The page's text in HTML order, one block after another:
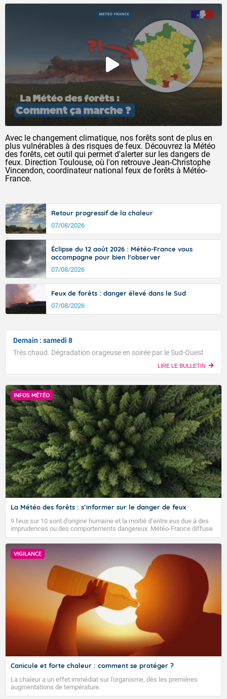
Avec le changement climatique, nos forêts sont de plus en
plus vulnérables à des risques de feux. Découvrez la Météo
des forêts, cet outil qui permet d'alerter sur les dangers de
feux. Direction Toulouse, où l'on retrouve Jean-Christophe
Vincendon, coordinateur national feux de forêts à Météo-
France.
Retour progressif de la chaleur
07/08/2026
Éclipse du 12 août 2026 : Météo-France vous
accompagne pour bien l'observer
07/08/2026
Feux de forêts : danger élevé dans le Sud
07/08/2026
Demain : samedi 8
Très chaud. Dégradation orageuse en soirée par le Sud-Ouest
LIRE LE BULLETIN
INFOS MÉTÉO
La Météo des forêts : s’informer sur le danger de feux
9 feux sur 10 sont d’origine humaine et la moitié d’entre eux due à des
imprudences ou des comportements dangereux. Météo-France diffuse
depuis 2023 la Météo des forêts afin d’informer quotidiennement le
public sur le niveau de danger de feux de forêts et faire connaître les
bons gestes pour éviter les départs d’incendie.
VIGILANCE
Canicule et forte chaleur : comment se protéger ?
La chaleur a un effet immédiat sur l’organisme, dès les premières
augmentations de température.